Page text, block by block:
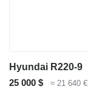
Hyundai R220-9
25 000 $
≈ 21 640 €